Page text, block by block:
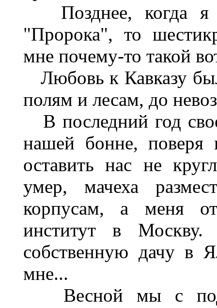
Позднее, когда я
"Пророка", то
мне почему-то такой
Любовь к Кавказу
полям и лесам, до
В последний год
нашей бонне, поверя
оставить нас не
умер, мачеха
корпусам, а меня
институт в
собственную дачу в
мне...
Весной мы с